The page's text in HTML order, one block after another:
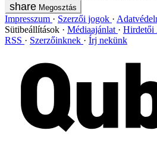
Megosztás
Impresszum Szerzői jogok
Sütibeállítások
Médiaajánlat Hirdetői
RSS
Szerzőinknek Írj nekünk